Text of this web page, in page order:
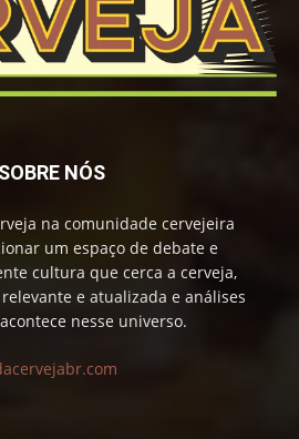
SOBRE NÓS
na comunidade cervejeira
um espaço de debate e
cultura que cerca a cerveja,
e atualizada e análises
nesse universo.